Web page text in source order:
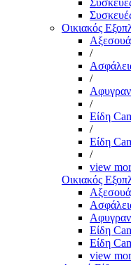
Οικιακός
/
/
/
Είδη
/
Είδη
/
view
Οικιακός
Είδη
Είδη
view